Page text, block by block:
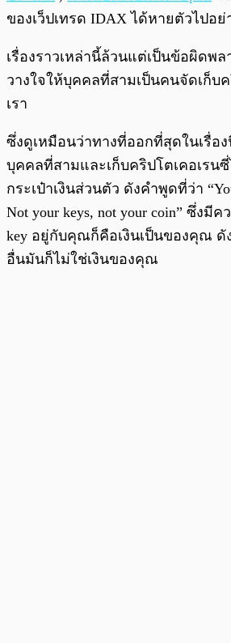
ของเว็ปเทรด IDAX ได้หายตัวไปอย่
เรื่องราวเหล่านี้ล้วนแต่เป็นข้อผิดพล
วางใจให้บุคคลที่สามเป็นคนจัดเก็บ
เรา
ซึ่งดูเหมือนว่าทางที่ออกที่สุดในเรื่อ
บุคคลที่สามและเก็บคริปโตเคอเรนซี่
กระเป๋าเงินส่วนตัว ดังคำพูดที่ว่า
Not your keys, not your coin” ซึ่งมี
key อยู่กับคุณก็คือเงินเป็นของคุณ
อื่นมันก็ไม่ใช่เงินของคุณ